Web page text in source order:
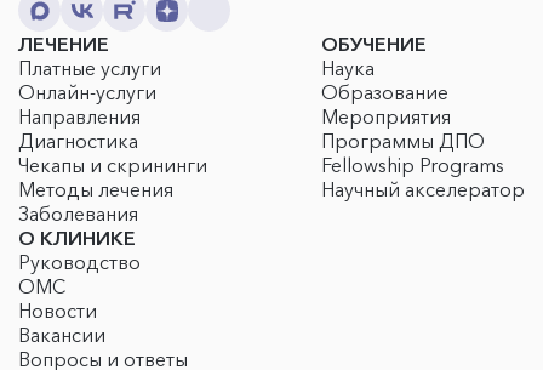
ЛЕЧЕНИЕ
Платные услуги
Онлайн-услуги
Направления
Диагностика
Чекапы и скрининги
Методы лечения
Заболевания
ОБУЧЕНИЕ
Наука
Образование
Мероприятия
Программы ДПО
Fellowship Programs
Научный акселератор
О КЛИНИКЕ
Руководство
ОМС
Новости
Вакансии
Вопросы и ответы